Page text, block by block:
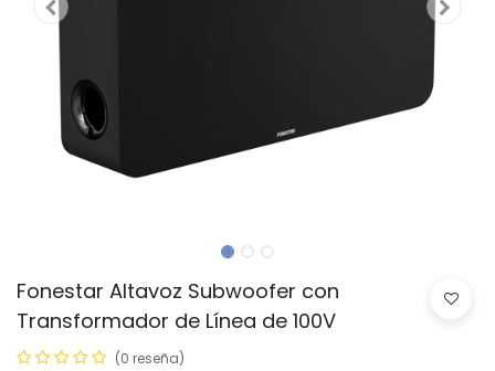
Fonestar Altavoz Subwoofer con
Transformador de Línea de 100V
(0 reseña)